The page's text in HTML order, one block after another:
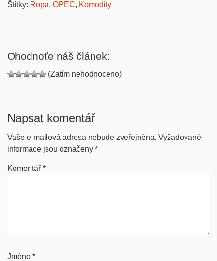
Štítky: Ropa, OPEC, Komodity
Ohodnoťe náš článek:
(Zatím nehodnoceno)
Napsat komentář
Vaše e-mailová adresa nebude zveřejněna. Vyžadované
informace jsou označeny *
Komentář *
Jméno *